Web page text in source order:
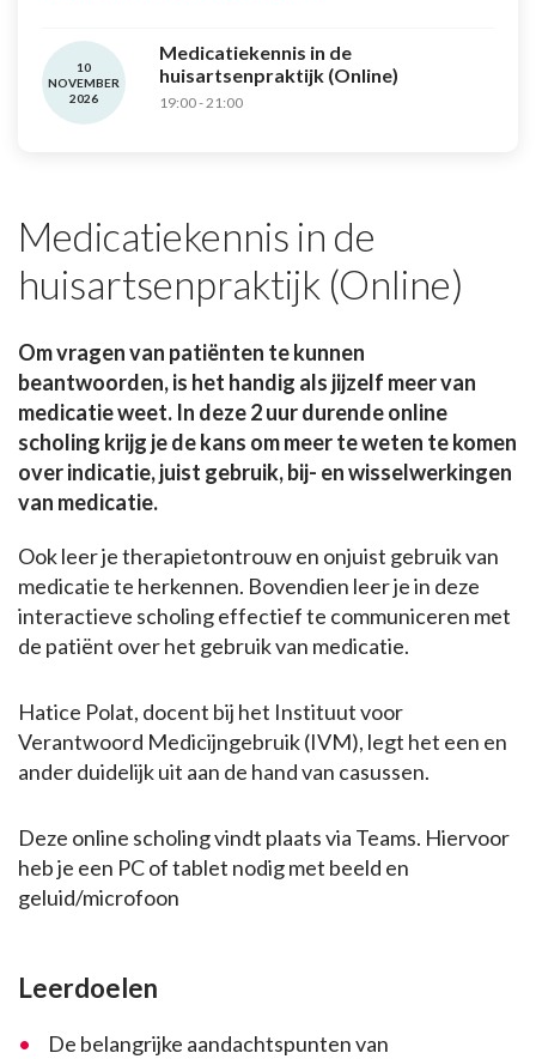
Medicatiekennis in de
huisartsenpraktijk (Online)
Om vragen van patiënten te kunnen
beantwoorden, is het handig als jijzelf meer van
medicatie weet. In deze 2 uur durende online
scholing krijg je de kans om meer te weten te komen
over indicatie, juist gebruik, bij- en wisselwerkingen
van medicatie.
Ook leer je therapietontrouw en onjuist gebruik van
medicatie te herkennen. Bovendien leer je in deze
interactieve scholing effectief te communiceren met
de patiënt over het gebruik van medicatie.
Hatice Polat, docent bij het Instituut voor
Verantwoord Medicijngebruik (IVM), legt het een en
ander duidelijk uit aan de hand van casussen.
Deze online scholing vindt plaats via Teams. Hiervoor
heb je een PC of tablet nodig met beeld en
geluid/microfoon
Leerdoelen
De belangrijke aandachtspunten van
10
NOVEMBER
2026
Medicatiekennis in de
huisartsenpraktijk (Online)
19:00 - 21:00